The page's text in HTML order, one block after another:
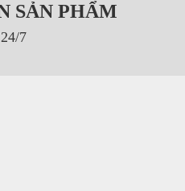
SẢN PHẨM
7